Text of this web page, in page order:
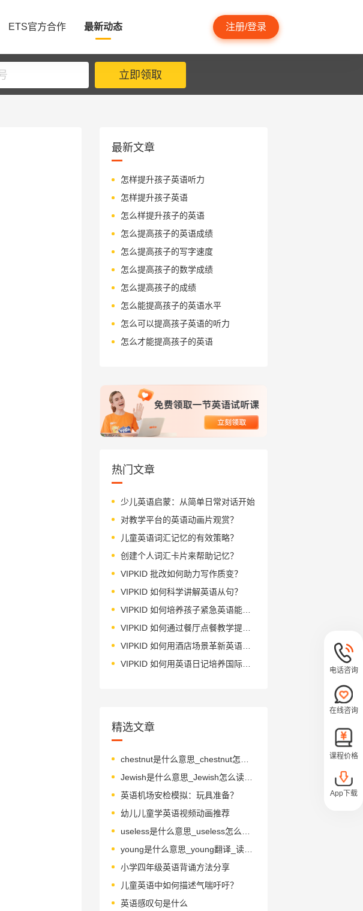
ETS官方合作 最新动态 注册/登录
立即领取
最新文章
怎样提升孩子英语听力
怎样提升孩子英语
怎么样提升孩子的英语
怎么提高孩子的英语成绩
怎么提高孩子的写字速度
怎么提高孩子的数学成绩
怎么提高孩子的成绩
怎么能提高孩子的英语水平
怎么可以提高孩子英语的听力
怎么才能提高孩子的英语
热门文章
少儿英语启蒙：从简单日常对话开始
对教学平台的英语动画片观赏？
儿童英语词汇记忆的有效策略？
创建个人词汇卡片来帮助记忆？
VIPKID 批改如何助力写作质变？
VIPKID 如何科学讲解英语从句？
VIPKID 如何培养孩子紧急英语能力？
VIPKID 如何通过餐厅点餐教学提升少儿英语应用能力？
VIPKID 如何用酒店场景革新英语教学？
VIPKID 如何用英语日记培养国际化人才？
精选文章
Jewish是什么意思_Jewish怎么读_音标ˈdʒu-ɪʃ
英语机场安检模拟：玩具准备？
幼儿儿童学英语视频动画推荐
young是什么意思_young翻译_读音_用法_翻译
小学四年级英语背诵方法分享
儿童英语中如何描述气喘吁吁？
英语感叹句是什么
电话咨询
在线咨询
课程价格
App下载